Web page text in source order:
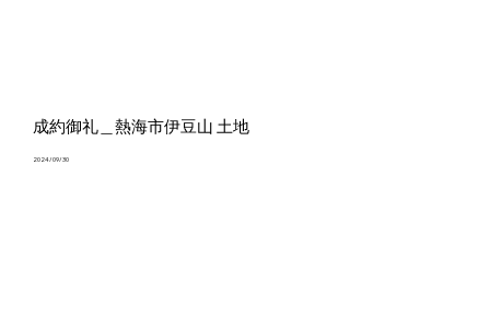
成約御礼＿熱海市伊豆山 土地
2024/09/30